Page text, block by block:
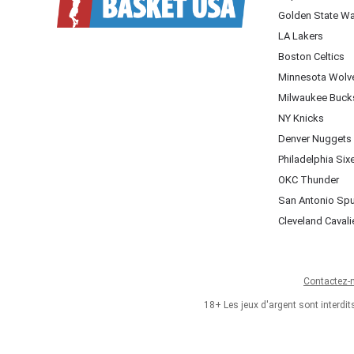
Golden State
LA Lakers
Boston Celtics
Minnesota
Milwaukee
NY Knicks
Denver Nuggets
Philadelphia
OKC Thunder
San Antonio
Cleveland
Contactez-
18+ Les jeux d'argent sont